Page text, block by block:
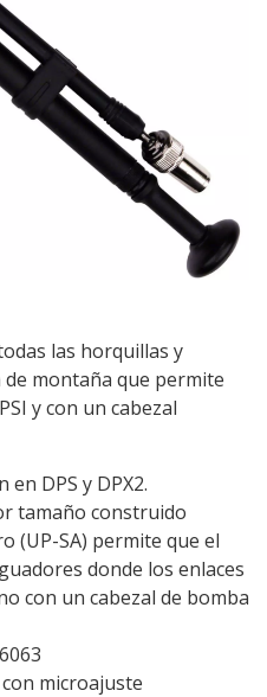
las horquillas y
montaña que permite
y con un cabezal
DPS y DPX2.
tamaño construido
(UP-SA) permite que el
donde los enlaces
con un cabezal de bomba
microajuste